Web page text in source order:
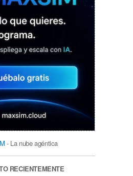
- La nube agéntica
RECIENTEMENTE